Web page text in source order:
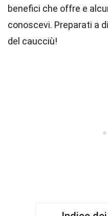
benefici che offre e
conoscevi. Preparati a
del caucciù!